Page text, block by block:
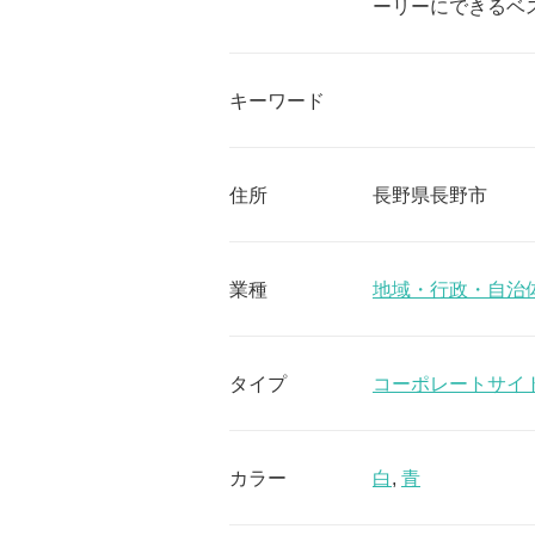
ーリーにできるベ
キーワード
住所 長野県長野市
業種 地域・行政・自治
タイプ コーポレートサイ
カラー 白, 青